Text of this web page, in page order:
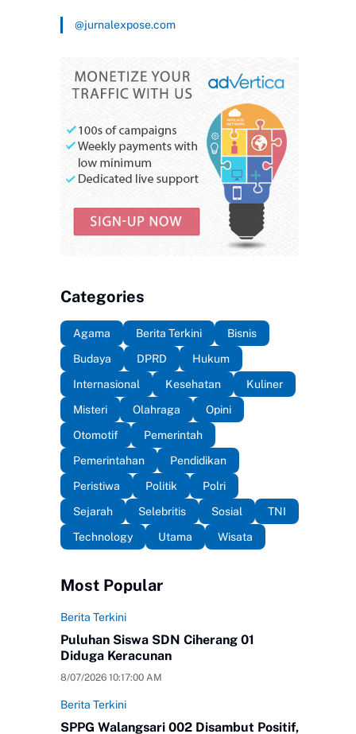
@jurnalexpose.com
Categories
Agama Berita Terkini
Bisnis
Budaya
DPRD
Hukum
Internasional
Kesehatan
Kuliner
Misteri
Olahraga
Opini
Otomotif
Pemerintah
Pemerintahan
Pendidikan
Peristiwa
Politik
Polri
Sejarah
Selebritis Sosial
TNI
Technology
Utama Wisata
Most Popular
Berita Terkini
Puluhan Siswa SDN Ciherang 01
Diduga Keracunan
8/07/2026 10:17:00 AM
Berita Terkini
SPPG Walangsari 002 Disambut Positif,